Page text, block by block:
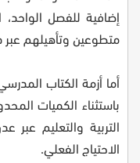
إضافية للفصل
متطوعين وتأهيلهم
أما أزمة الكتاب
باستثناء الكميات
التربية والتعليم
الاحتياج الفعلي.